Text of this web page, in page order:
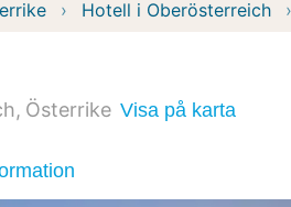
Hotell i Oberösterreich
Österrike Visa på karta